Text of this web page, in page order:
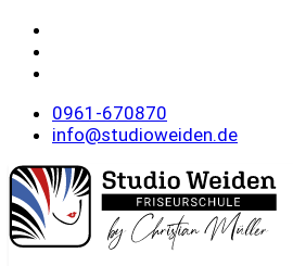
0961-670870
info@studioweiden.de